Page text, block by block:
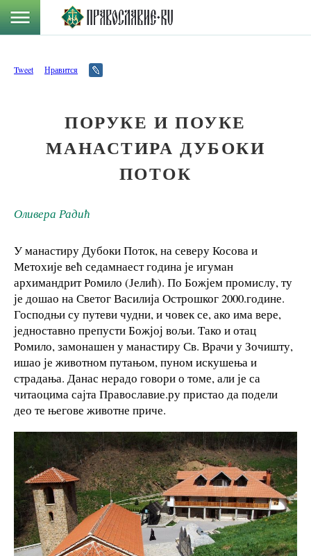
Tweet Нравится
ПОРУКЕ И ПОУКЕ
МАНАСТИРА ДУБОКИ
ПОТОК
Оливера Радић
У манастиру Дубоки Поток, на северу Косова и
Метохије већ седамнаест година је игуман
архимандрит Ромило (Јелић). По Божјем промислу, ту
је дошао на Светог Василија Острошког 2000.године.
Господњи су путеви чудни, и човек се, ако има вере,
једноставно препусти Божјој вољи. Тако и отац
Ромило, замонашен у манастиру Св. Врачи у Зочишту,
ишао је животном путањом, пуном искушења и
страдања. Данас нерадо говори о томе, али је са
читаоцима сајта Православие.ру пристао да подели
део те његове животне приче.